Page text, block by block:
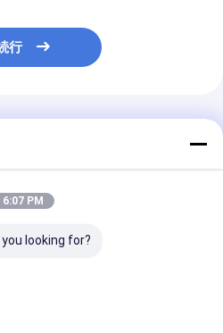
行
6:07 PM
looking for?